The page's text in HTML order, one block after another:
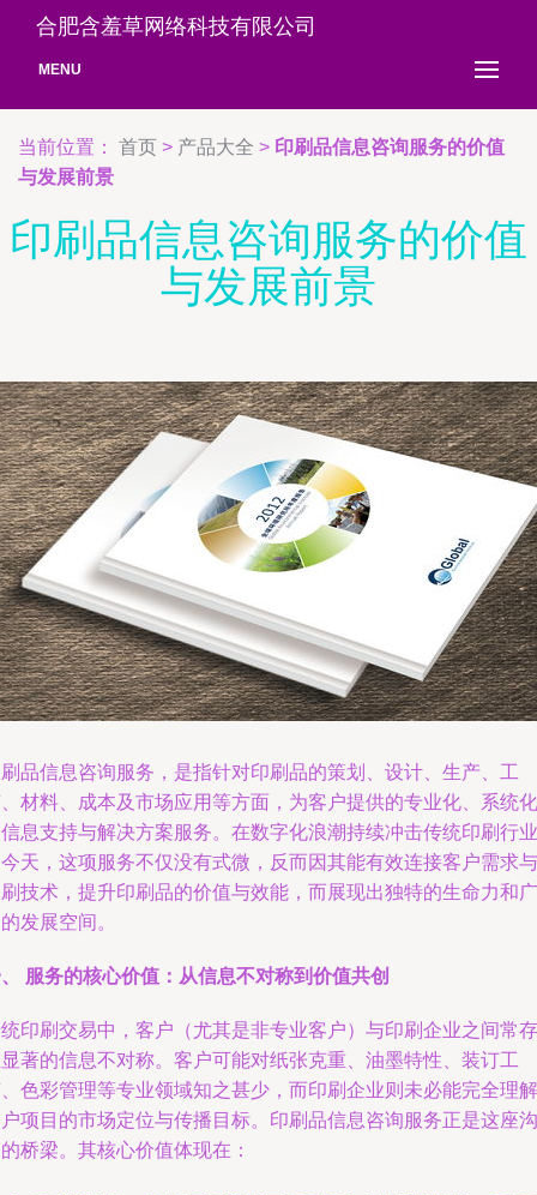
合肥含羞草网络科技有限公司
MENU
当前位置： 首页 > 产品大全 > 印刷品信息咨询服务的价值
与发展前景
印刷品信息咨询服务的价值
与发展前景
品信息咨询服务，是指针对印刷品的策划、设计、生产、工
材料、成本及市场应用等方面，为客户提供的专业化、系统化
息支持与解决方案服务。在数字化浪潮持续冲击传统印刷行业
天，这项服务不仅没有式微，反而因其能有效连接客户需求与
技术，提升印刷品的价值与效能，而展现出独特的生命力和广
发展空间。
服务的核心价值：从信息不对称到价值共创
印刷交易中，客户（尤其是非专业客户）与印刷企业之间常存
著的信息不对称。客户可能对纸张克重、油墨特性、装订工
色彩管理等专业领域知之甚少，而印刷企业则未必能完全理解
项目的市场定位与传播目标。印刷品信息咨询服务正是这座沟
桥梁。其核心价值体现在：